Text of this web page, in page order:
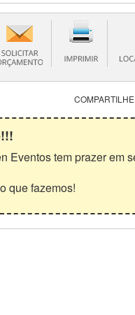
Eventos tem prazer em
que fazemos!